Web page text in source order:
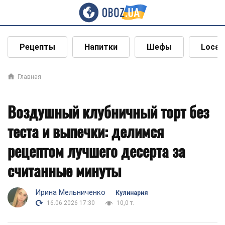
Рецепты Напитки Шефы Local
Главная
Воздушный клубничный торт без
теста и выпечки: делимся
рецептом лучшего десерта за
считанные минуты
Ирина Мельниченко
Кулинария
16.06.2026 17:30
10,0 т.